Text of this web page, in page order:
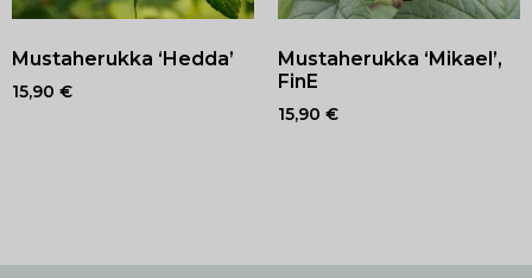
Mustaherukka ‘Hedda’
15,90 €
Mustaherukka ‘Mikael’,
FinE
15,90 €